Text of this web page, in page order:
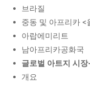
브라질
중동 및 아프리카 <
아랍에미리트
남아프리카공화국
글로벌 아트지 시
개요